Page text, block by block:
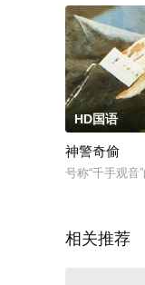
HD国语
神警奇偷
号称“千手观
相关推荐